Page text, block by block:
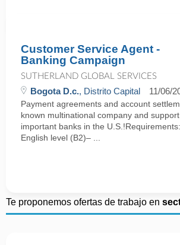
Customer Service Agent -
Banking Campaign
SUTHERLAND GLOBAL SERVICES
Bogota D.c., Distrito Capital 11/06/
Payment agreements and account
known multinational company and
important banks in the
English level (B2)– ...
Te proponemos ofertas de trabajo en